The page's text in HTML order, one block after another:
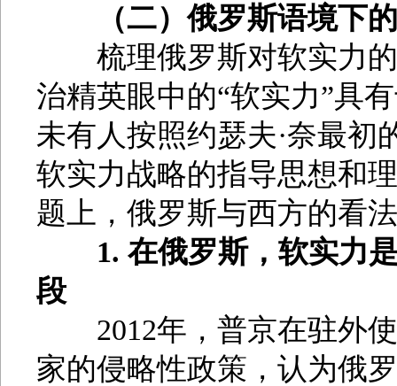
（二）俄罗斯语境下
梳理俄罗斯对软实力的
治精英眼中的“软实力”具
未有人按照约瑟夫·奈最初
软实力战略的指导思想和
题上，俄罗斯与西方的看
1. 在俄罗斯，软实力
段
2012年，普京在驻外使
家的侵略性政策，认为俄